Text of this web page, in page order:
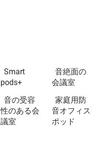
Smart
pods+
音絶面の
会議室
音の受容
性のある会
議室
家庭用防
音オフィス
ポッド